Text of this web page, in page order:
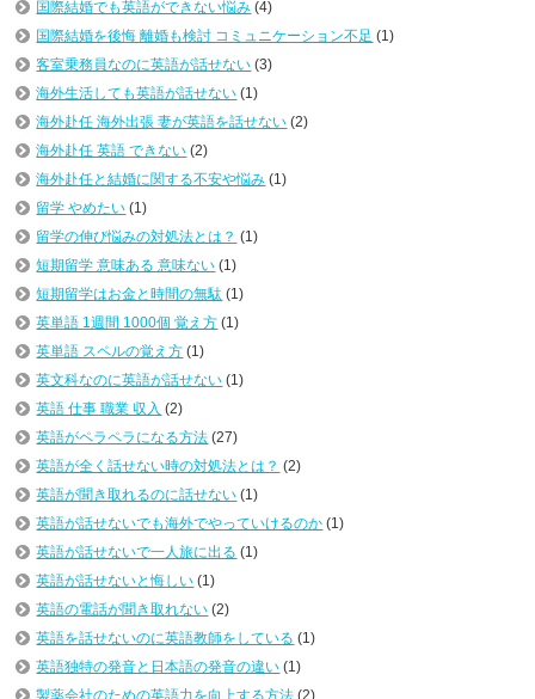
国際結婚でも英語ができない悩み (4)
国際結婚を後悔 離婚も検討 コミュニケーション不足 (1)
客室乗務員なのに英語が話せない (3)
海外生活しても英語が話せない (1)
海外赴任 海外出張 妻が英語を話せない (2)
海外赴任 英語 できない (2)
海外赴任と結婚に関する不安や悩み (1)
留学 やめたい (1)
留学の伸び悩みの対処法とは？ (1)
短期留学 意味ある 意味ない (1)
短期留学はお金と時間の無駄 (1)
英単語 1週間 1000個 覚え方 (1)
英単語 スペルの覚え方 (1)
英文科なのに英語が話せない (1)
英語 仕事 職業 収入 (2)
英語がペラペラになる方法 (27)
英語が全く話せない時の対処法とは？ (2)
英語が聞き取れるのに話せない (1)
英語が話せないでも海外でやっていけるのか (1)
英語が話せないで一人旅に出る (1)
英語が話せないと悔しい (1)
英語の電話が聞き取れない (2)
英語を話せないのに英語教師をしている (1)
英語独特の発音と日本語の発音の違い (1)